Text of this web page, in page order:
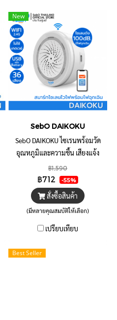
New
SebO DAIKOKU
SebO DAIKOKU ไซเรนพร้อมวัด
อุณหภูมิและความชื้น เสียงแจ้ง
เตือน 18 แบบ ความดัง ระดับ 110
dB. ตั้งระยะเวลาดัง วัน เวลา
ทำงาน ในแต่ละช่วงได้
฿1,590
฿712 -55%
สั่งซื้อสินค้า
(มีหลายคุณสมบัติให้เลือก)
เปรียบเทียบ
Best Seller